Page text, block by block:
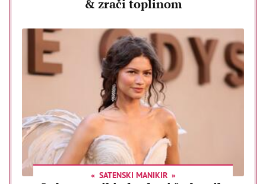
& zrači toplinom
SATENSKI MANIKIR